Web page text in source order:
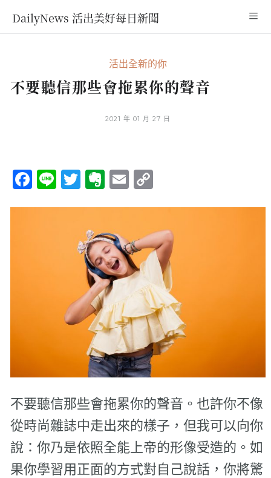
DailyNews 活出美好每日新聞
活出全新的你
不要聽信那些會拖累你的聲音
2021 年 01 月 27 日
Facebook
LineTwitterEvernote
Email
不要聽信那些會拖累你的聲音。也許你不像
從時尚雜誌中走出來的樣子，但我可以向你
說：你乃是依照全能上帝的形像受造的。如
果你學習用正面的方式對自己說話，你將驚